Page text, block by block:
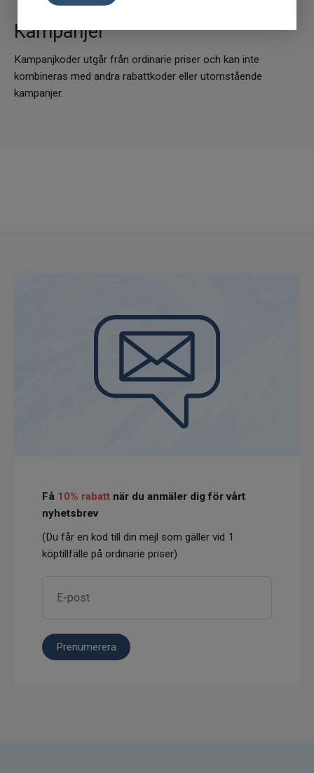
Kampanjer
Kampanjkoder utgår från ordinarie priser och kan inte
kombineras med andra rabattkoder eller utomstående
kampanjer.
Få 10% rabatt när du anmäler dig för vårt
nyhetsbrev
(Du får en kod till din mejl som gäller vid 1
köptillfälle på ordinarie priser)
Prenumerera